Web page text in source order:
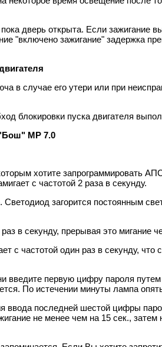
дверь открыта. Если зажигание
"включено зажигание" задержка
в случае его утери или при
блокировки пуска двигателя
МР 7.0
хотите запрограммировать
с частотой 2 раза в секунду.
загорится постоянным
в секунду, прерывая это мигание
с частотой один раз в секунду, что
первую цифру пароля
По истечении минуты лампа
последней шестой цифры
не менее чем на 15 сек.,